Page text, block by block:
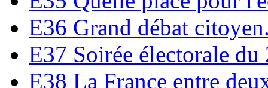
E36 Grand débat
E37 Soirée électorale
E38 La France entre